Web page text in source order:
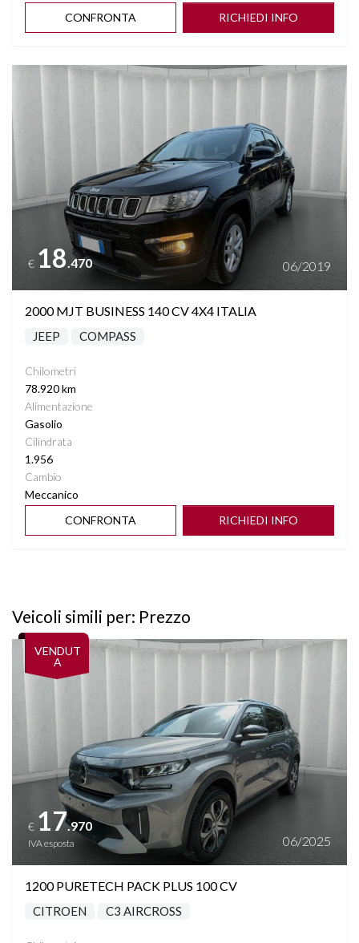
CONFRONTA
RICHIEDI INFO
Vedi dettagli
€ 18.470 06/2019
2000 MJT BUSINESS 140 CV 4X4 ITALIA
JEEP COMPASS
Chilometri
78.920 km
Alimentazione
Gasolio
Cilindrata
1.956
Cambio
Meccanico
CONFRONTA
RICHIEDI INFO
Veicoli simili per: Prezzo
VENDUT
A
Vedi dettagli
€ 17.970
IVA esposta 06/2025
1200 PURETECH PACK PLUS 100 CV
CITROEN C3 AIRCROSS